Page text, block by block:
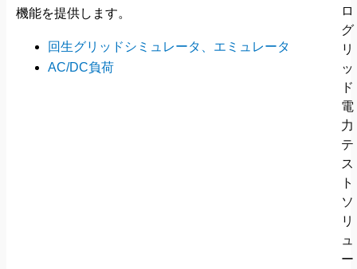
機能を提供します。
回生グリッドシミュレータ、エミュレータ
AC/DC負荷